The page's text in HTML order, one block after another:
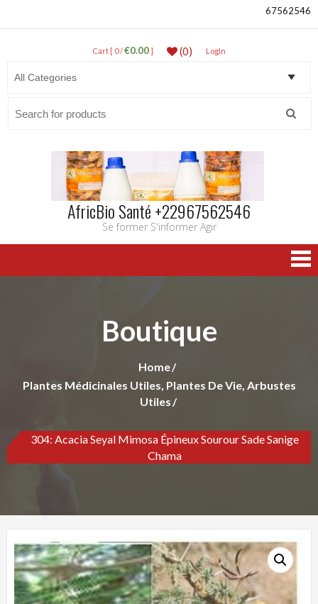
67562546
Cart [ 0 /€0.00] (0) LogIn
AfricBio Santé +22967562546
Se former S'informer Agir
Boutique
Home
Plantes Médicinales Utiles, Plantes De Vie, Arbustes
Utiles
304: Acacia Seyal Mimosa Épineux Sourour Sade Sanige
Chama